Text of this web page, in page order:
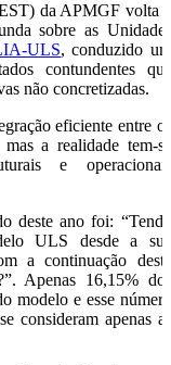
da APMGF volta a
sobre as Unidades
ULS, conduzido um
contundentes que
não concretizadas.
eficiente entre os
a realidade tem-se
e operacionais
deste ano foi: “Tendo
ULS desde a sua
a continuação deste
Apenas 16,15% dos
modelo e esse número
consideram apenas as